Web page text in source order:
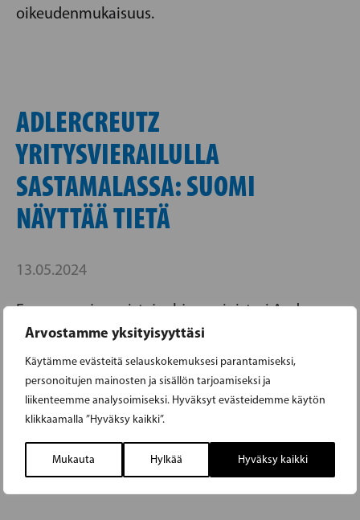
Arvostamme yksityisyyttäsi
Käytämme evästeitä selauskokemuksesi parantamiseksi,
personoitujen mainosten ja sisällön tarjoamiseksi ja
liikenteemme analysoimiseksi. Hyväksyt evästeidemme käytön
klikkaamalla ”Hyväksy kaikki”.
Mukauta Hylkää Hyväksy kaikki
oikeudenmukaisuus.
ADLERCREUTZ
YRITYSVIERAILULLA
SASTAMALASSA: SUOMI
NÄYTTÄÄ TIETÄ
13.05.2024
Eurooppa- ja omistajaohjausministeri Anders
Adlercreutz vieraili Nammon tehtaalla
Sastamalassa. Nammo on puolustusalan yritys,
jonka yksi omistajista puolestaan on puoliksi
valtio-omisteinen Patria. Patrian omistajaohjaus
kuuluu valtioneuvoston kanslialle.